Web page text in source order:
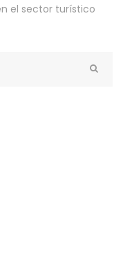
el sector turístico